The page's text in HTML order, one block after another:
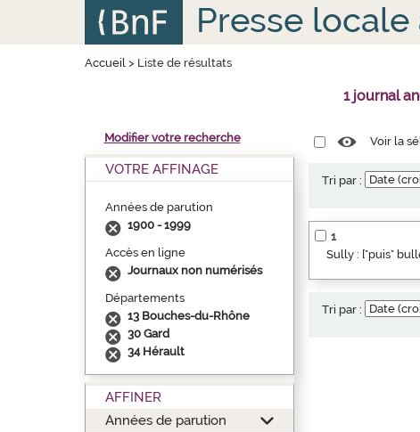
Presse
Accueil> Liste de résultats
1 journal
Modifier votre recherche
VOTRE AFFINAGE
Années de parution
1900 - 1999
Accès en ligne
Journaux non numérisés
Départements
13 Bouches-du-Rhône
30 Gard
34 Hérault
AFFINER
Années de parution
Voir la
Tri par :
1
Sully : ["puis"
Tri par :
Panneau de gestion des cookies